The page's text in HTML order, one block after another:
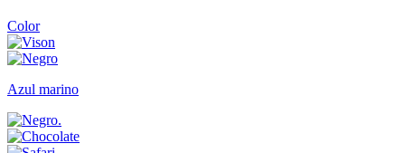
Color
Azul marino